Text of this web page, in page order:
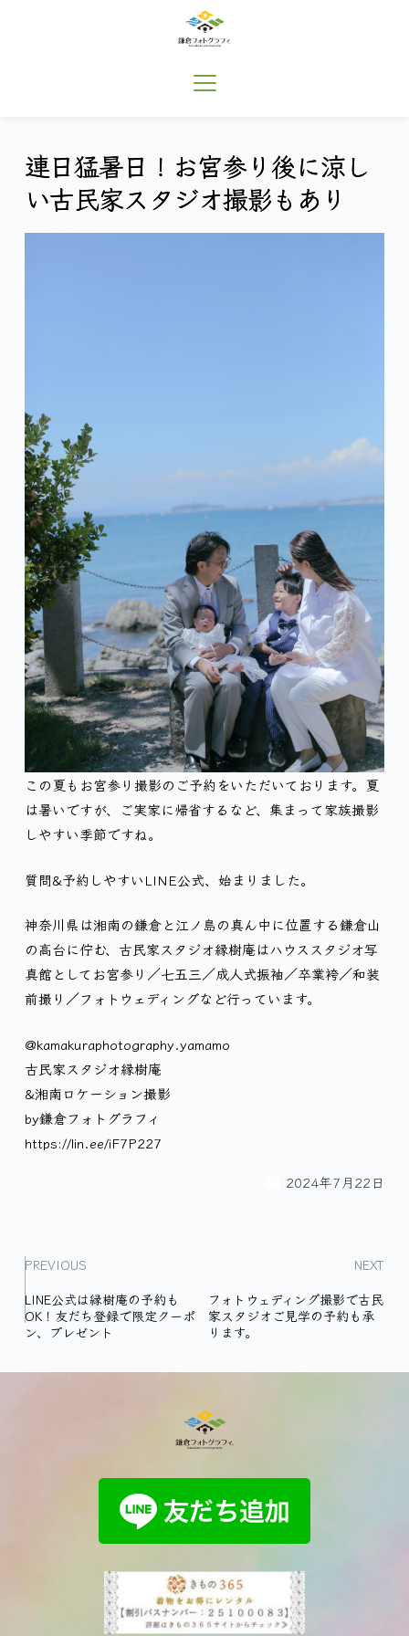
連日猛暑日！お宮参り後に涼し
い古民家スタジオ撮影もあり
この夏もお宮参り撮影のご予約をいただいております。夏
は暑いですが、ご実家に帰省するなど、集まって家族撮影
しやすい季節ですね。
質問&予約しやすいLINE公式、始まりました。
神奈川県は湘南の鎌倉と江ノ島の真ん中に位置する鎌倉山
の高台に佇む、古民家スタジオ縁樹庵はハウススタジオ写
真館としてお宮参り／七五三／成人式振袖／卒業袴／和装
前撮り／フォトウェディングなど行っています。
@kamakuraphotography.yamamo
古民家スタジオ縁樹庵
&湘南ロケーション撮影
by鎌倉フォトグラフィ
https://lin.ee/iF7P227
2024年7月22日
PREVIOUS
NEXT
LINE公式は縁樹庵の予約も
OK！友だち登録で限定クーポ
ン、プレゼント
フォトウェディング撮影で古民
家スタジオご見学の予約も承
ります。